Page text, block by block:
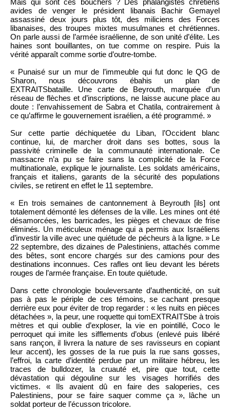
Mais qui sont ces bouchers ? Des phalangistes chrétiens
avides de venger le président libanais Bachir Gemayel
assassiné deux jours plus tôt, des miliciens des Forces
libanaises, des troupes mixtes musulmanes et chrétiennes.
On parle aussi de l’armée israélienne, de son unité d’élite. Les
haines sont bouillantes, on tue comme on respire. Puis la
vérité apparaît comme sortie d’outre-tombe.
« Punaisé sur un mur de l’immeuble qui fut donc le QG de
Sharon, nous découvrons ébahis un plan de
EXTRAITSbataille. Une carte de Beyrouth, marquée d’un
réseau de flèches et d’inscriptions, ne laisse aucune place au
doute : l’envahissement de Sabra et Chatila, contrairement à
ce qu’affirme le gouvernement israélien, a été programmé. »
Sur cette partie déchiquetée du Liban, l’Occident blanc
continue, lui, de marcher droit dans ses bottes, sous la
passivité criminelle de la communauté internationale. Ce
massacre n’a pu se faire sans la complicité de la Force
multinationale, explique le journaliste. Les soldats américains,
français et italiens, garants de la sécurité des populations
civiles, se retirent en effet le 11 septembre.
« En trois semaines de cantonnement à Beyrouth [ils] ont
totalement démonté les défenses de la ville. Les mines ont été
désamorcées, les barricades, les pièges et chevaux de frise
éliminés. Un méticuleux ménage qui a permis aux Israéliens
d’investir la ville avec une quiétude de pécheurs à la ligne. » Le
22 septembre, des dizaines de Palestiniens, attachés comme
des bêtes, sont encore chargés sur des camions pour des
destinations inconnues. Ces rafles ont lieu devant les bérets
rouges de l’armée française. En toute quiétude.
Dans cette chronologie bouleversante d’authenticité, on suit
pas à pas le périple de ces témoins, se cachant presque
derrière eux pour éviter de trop regarder : « les nuits en pièces
détachées », la peur, une roquette qui tomEXTRAITSbe à trois
mètres et qui oublie d’exploser, la vie en pointillé, Coco le
perroquet qui imite les sifflements d’obus (enlevé puis libéré
sans rançon, il livrera la nature de ses ravisseurs en copiant
leur accent), les gosses de la rue puis la rue sans gosses,
l’effroi, la carte d’identité perdue par un militaire hébreu, les
traces de bulldozer, la cruauté et, pire que tout, cette
dévastation qui dégouline sur les visages horrifiés des
victimes. « Ils avaient dû en faire des saloperies, ces
Palestiniens, pour se faire saquer comme ça », lâche un
soldat porteur de l’écusson tricolore.